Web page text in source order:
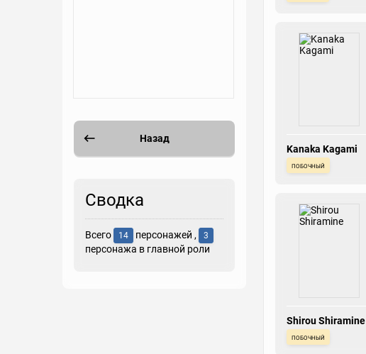
Назад
Сводка
Всего 14 персонажей , 3
персонажа в главной роли
Kanaka Kagami
побочный
Shirou Shiramine
побочный